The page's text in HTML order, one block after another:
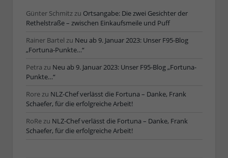
Günter Schmitzzu Ortsangabe: Die zwei Gesichter der
Rethelstraße – zwischen Einkaufsmeile und Puff
Rainer Bartel zu Neu ab 9. Januar 2023: Unser F95-Blog
„Fortuna-Punkte…“
Petra zu Neu ab 9. Januar 2023: Unser F95-Blog „Fortuna-
Punkte…“
Rorezu NLZ-Chef verlässt die Fortuna – Danke, Frank
Schaefer, für die erfolgreiche Arbeit!
RoRezu NLZ-Chef verlässt die Fortuna – Danke, Frank
Schaefer, für die erfolgreiche Arbeit!